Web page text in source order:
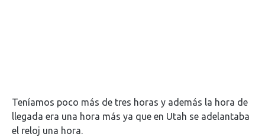
Teníamos poco más de tres horas y además la hora de
llegada era una hora más ya que en Utah se adelantaba
el reloj una hora.